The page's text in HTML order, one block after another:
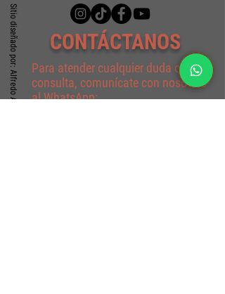
Sitio diseñado por: Alfredo A. Santoyo CONTÁCTANOS
Para atender cualquier duda o
consulta, comunícate con nosotros
al WhatsApp: